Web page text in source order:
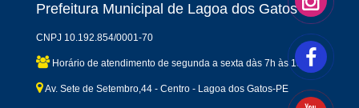
Prefeitura Municipal de Lagoa dos Gatos
CNPJ 10.192.854/0001-70
Horário de atendimento de segunda a sexta dàs 7h às 13h
Av. Sete de Setembro,44 - Centro - Lagoa dos Gatos-PE